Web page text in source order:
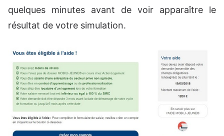
quelques minutes avant de voir apparaître le
résultat de votre simulation.